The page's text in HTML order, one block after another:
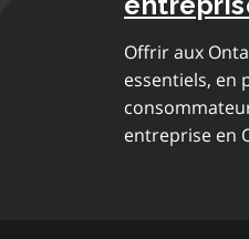
Offrir aux
essentiels, en
entreprise en